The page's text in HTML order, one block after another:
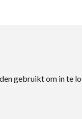
gebruikt om in te